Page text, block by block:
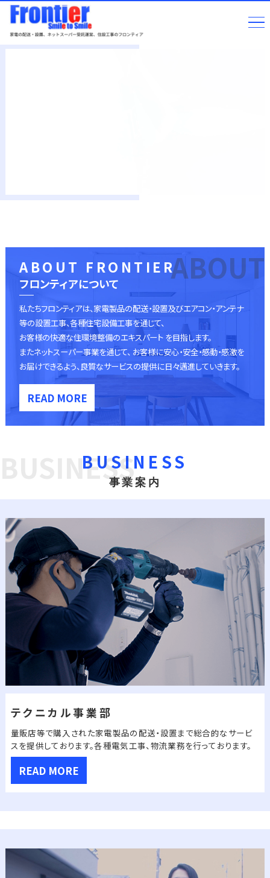
ABOUT
ABOUT FRONTIER
フロンティアについて
私たちフロンティアは、家電製品の配送・設置及びエアコン・アンテナ
等の設置工事、各種住宅設備工事を通じて、
お客様の快適な住環境整備のエキスパート を目指します。
またネットスーパー事業を通じて、 お客様に安心・安全・感動・感激を
お届けできるよう、良質なサービスの提供に日々邁進していきます。
READ MORE
BUSINESS
事業案内
BUSINESS
テクニカル事業部
量販店等で購入された家電製品の配送・設置まで総合的なサービ
スを提供しております。各種電気工事、物流業務を行っております。
READ MORE